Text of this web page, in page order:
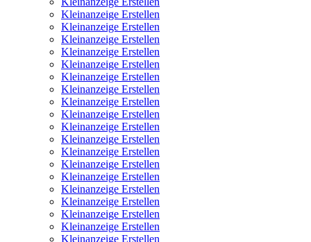
Kleinanzeige Erstellen
Kleinanzeige Erstellen
Kleinanzeige Erstellen
Kleinanzeige Erstellen
Kleinanzeige Erstellen
Kleinanzeige Erstellen
Kleinanzeige Erstellen
Kleinanzeige Erstellen
Kleinanzeige Erstellen
Kleinanzeige Erstellen
Kleinanzeige Erstellen
Kleinanzeige Erstellen
Kleinanzeige Erstellen
Kleinanzeige Erstellen
Kleinanzeige Erstellen
Kleinanzeige Erstellen
Kleinanzeige Erstellen
Kleinanzeige Erstellen
Kleinanzeige Erstellen